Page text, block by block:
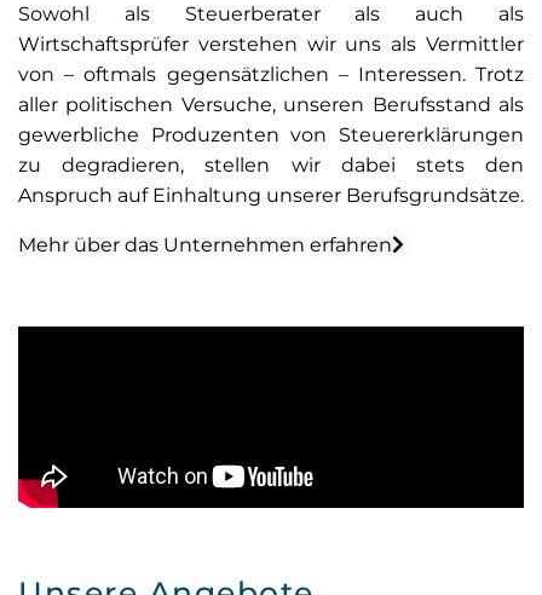
Sowohl als Steuerberater als auch als
Wirtschaftsprüfer verstehen wir uns als Vermittler
von – oftmals gegensätzlichen – Interessen. Trotz
aller politischen Versuche, unseren Berufsstand als
gewerbliche Produzenten von Steuererklärungen
zu degradieren, stellen wir dabei stets den
Anspruch auf Einhaltung unserer Berufsgrundsätze.
Mehr über das Unternehmen erfahren